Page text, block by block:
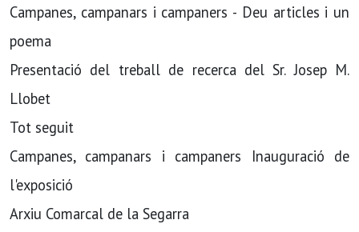
Campanes, campanars i campaners - Deu articles i un
poema
Presentació del treball de recerca del Sr. Josep M.
Llobet
Tot seguit
Campanes, campanars i campaners Inauguració de
l'exposició
Arxiu Comarcal de la Segarra